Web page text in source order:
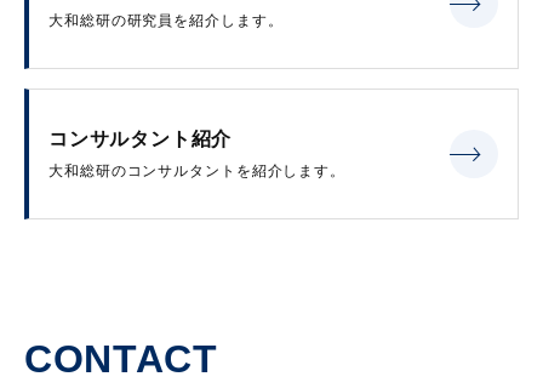
大和総研の研究員を紹介します。
コンサルタント紹介
大和総研のコンサルタントを紹介します。
CONTACT